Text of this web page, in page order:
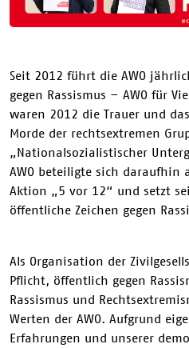
Seit 2012 führt die AWO
gegen Rassismus – AWO für
waren 2012 die Trauer und
Morde der rechtsextremen
„Nationalsozialistischer
AWO beteiligte sich daraufhin
Aktion „5 vor 12“ und setzt
öffentliche Zeichen gegen
Als Organisation der
Pflicht, öffentlich gegen
Rassismus und
Werten der AWO. Aufgrund
Erfahrungen und unserer